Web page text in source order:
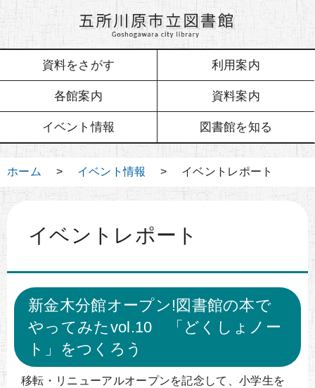
資料をさがす 利用案内
各館案内 資料案内
イベント情報 図書館を知る
ホーム > イベント情報 > イベントレポート
イベントレポート
新金木分館オープン!図書館の本で
やってみたvol.10 「どくしょノー
ト」をつくろう
移転・リニューアルオープンを記念して、小学生を